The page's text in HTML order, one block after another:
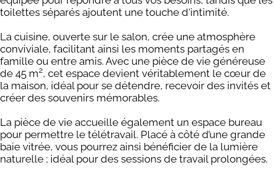
toilettes séparés ajoutent une touche d'intimité.
La cuisine, ouverte sur le salon, crée une atmosphère
conviviale, facilitant ainsi les moments partagés en
famille ou entre amis. Avec une pièce de vie généreuse
de 45 m2, cet espace devient véritablement le cœur de
la maison, idéal pour se détendre, recevoir des invités et
créer des souvenirs mémorables.
La pièce de vie accueille également un espace bureau
pour permettre le télétravail. Placé à côté d’une grande
baie vitrée, vous pourrez ainsi bénéficier de la lumière
naturelle ; idéal pour des sessions de travail prolongées.